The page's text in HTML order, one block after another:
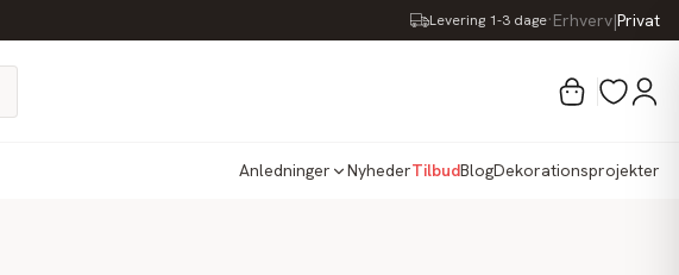
Levering 1-3 dage·Erhverv|Privat
Anledninger NyhederTilbudBlogDekorationsprojekter